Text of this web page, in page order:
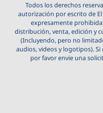
Todos los derechos
autorización por escrito de
expresamente
distribución, venta, edición y
(Incluyendo, pero no
audios, videos y logotipos).
por favor envie una